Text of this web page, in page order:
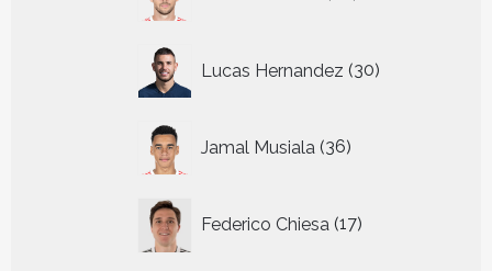
producten
Lucas Hernandez 30
producten
Jamal Musiala 36
producten
Federico Chiesa 17
producten